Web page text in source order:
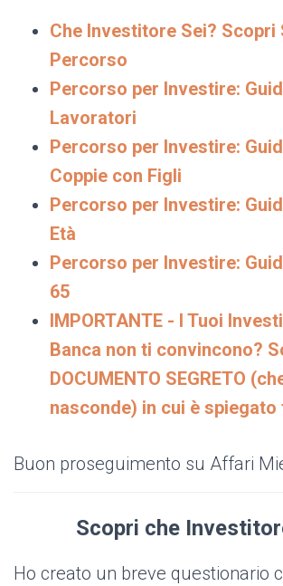
Che Investitore Sei? Scopri
Percorso
Percorso per Investire:
Lavoratori
Percorso per Investire:
Coppie con Figli
Percorso per Investire:
Età
Percorso per Investire:
65
IMPORTANTE - I Tuoi
Banca non ti convincono?
DOCUMENTO SEGRETO
nasconde) in cui è spiegato
Buon proseguimento su Affari
Scopri che
Ho creato un breve questionario